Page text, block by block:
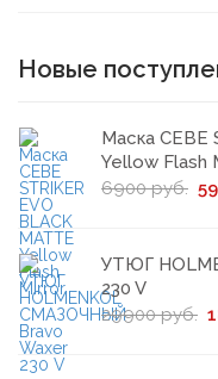
Новые
Маска CEBE
Yellow Flash
6900 руб.
УТЮГ
230 V
29900 руб.